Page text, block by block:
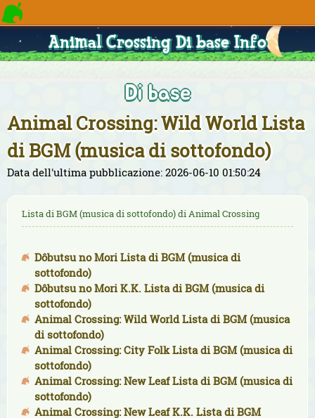
Animal Crossing Di base Info
Di base
Animal Crossing: Wild World Lista
di BGM (musica di sottofondo)
Data dell'ultima pubblicazione: 2026-06-10 01:50:24
Lista di BGM (musica di sottofondo) di Animal Crossing
Dôbutsu no Mori Lista di BGM (musica di
sottofondo)
Dôbutsu no Mori K.K. Lista di BGM (musica di
sottofondo)
Animal Crossing: Wild World Lista di BGM (musica
di sottofondo)
Animal Crossing: City Folk Lista di BGM (musica di
sottofondo)
Animal Crossing: New Leaf Lista di BGM (musica di
sottofondo)
Animal Crossing: New Leaf K.K. Lista di BGM